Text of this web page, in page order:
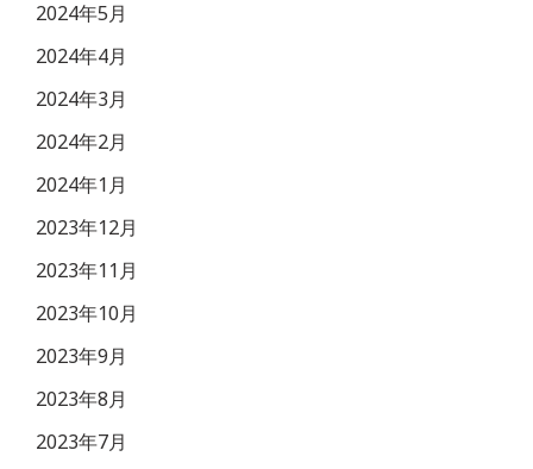
2024年5月
2024年4月
2024年3月
2024年2月
2024年1月
2023年12月
2023年11月
2023年10月
2023年9月
2023年8月
2023年7月